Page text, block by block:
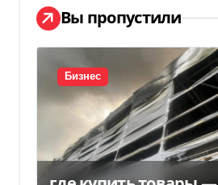
Вы пропустили
Бизнес